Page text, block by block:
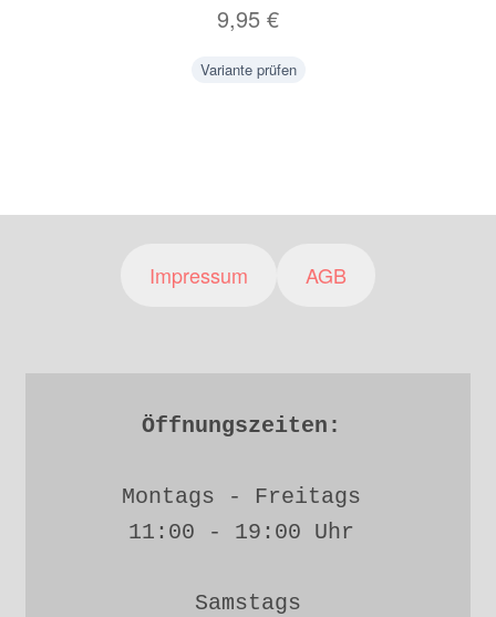
9,95 €
Variante prüfen
Impressum AGB
Öffnungszeiten:
Montags - Freitags
11:00 - 19:00 Uhr
Samstags